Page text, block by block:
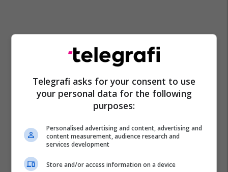
Ammk Parku Kombëtar Sharri
Telegrafi asks for your consent to use
your personal data for the following
purposes:
Personalised advertising and content, advertising and
content measurement, audience research and
services development
Store and/or access information on a device